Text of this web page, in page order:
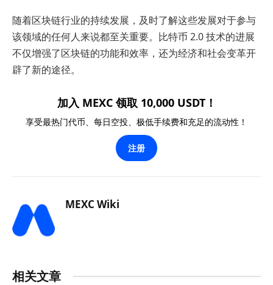
随着区块链行业的持续发展，及时了解这些发展对于参与
该领域的任何人来说都至关重要。比特币 2.0 技术的进展
不仅增强了区块链的功能和效率，还为经济和社会变革开
辟了新的途径。
加入 MEXC 领取 10,000 USDT！
享受最热门代币、每日空投、极低手续费和充足的流动性！
注册
MEXC Wiki
相关文章